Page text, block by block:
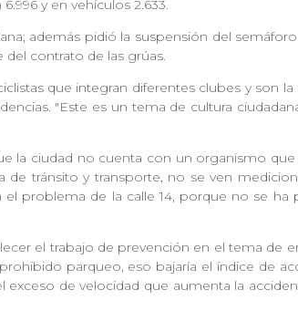
y en vehículos 2.633.
además pidió la suspensión del
contrato de las grúas.
que integran diferentes clubes y son
"Este es un tema de cultura
la ciudad no cuenta con un organismo
tránsito y transporte, no se ven
problema de la calle 14, porque no se
el trabajo de prevención en el tema de
parqueo, eso bajaría el índice de
de velocidad que aumenta la